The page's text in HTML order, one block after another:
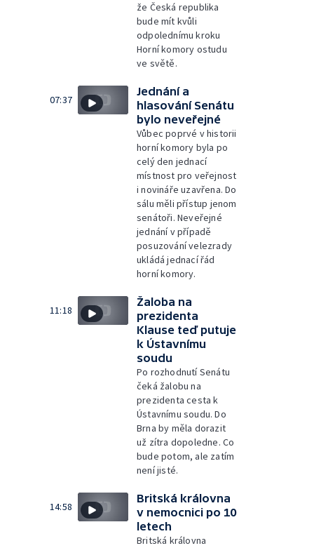
že Česká republika
bude mít kvůli
odpolednímu kroku
Horní komory ostudu
ve světě.
07:37
Jednání a
hlasování Senátu
bylo neveřejné
Vůbec poprvé v historii
horní komory byla po
celý den jednací
místnost pro veřejnost
i novináře uzavřena. Do
sálu měli přístup jenom
senátoři. Neveřejné
jednání v případě
posuzování velezrady
ukládá jednací řád
horní komory.
11:18
Žaloba na
prezidenta
Klause teď putuje
k Ústavnímu
soudu
Po rozhodnutí Senátu
čeká žalobu na
prezidenta cesta k
Ústavnímu soudu. Do
Brna by měla dorazit
už zítra dopoledne. Co
bude potom, ale zatím
není jisté.
14:58
Britská královna
v nemocnici po 10
letech
Britská královna